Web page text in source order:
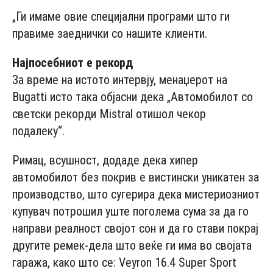
„Ги имаме овие специјални програми што ги
правиме заеднички со нашите клиенти.
Најпосебниот е рекорд
За време на истото интервју, менаџерот на
Bugatti исто така објасни дека „Автомобилот со
светски рекорди Mistral отишол чекор
подалеку“.
Римац, всушност, додаде дека хипер
автомобилот без покрив е вистински уникатен за
производство, што сугерира дека мистериозниот
купувач потрошил уште поголема сума за да го
направи реалност својот сон и да го стави покрај
другите ремек-дела што веќе ги има во својата
гаража, како што се: Veyron 16.4 Super Sport